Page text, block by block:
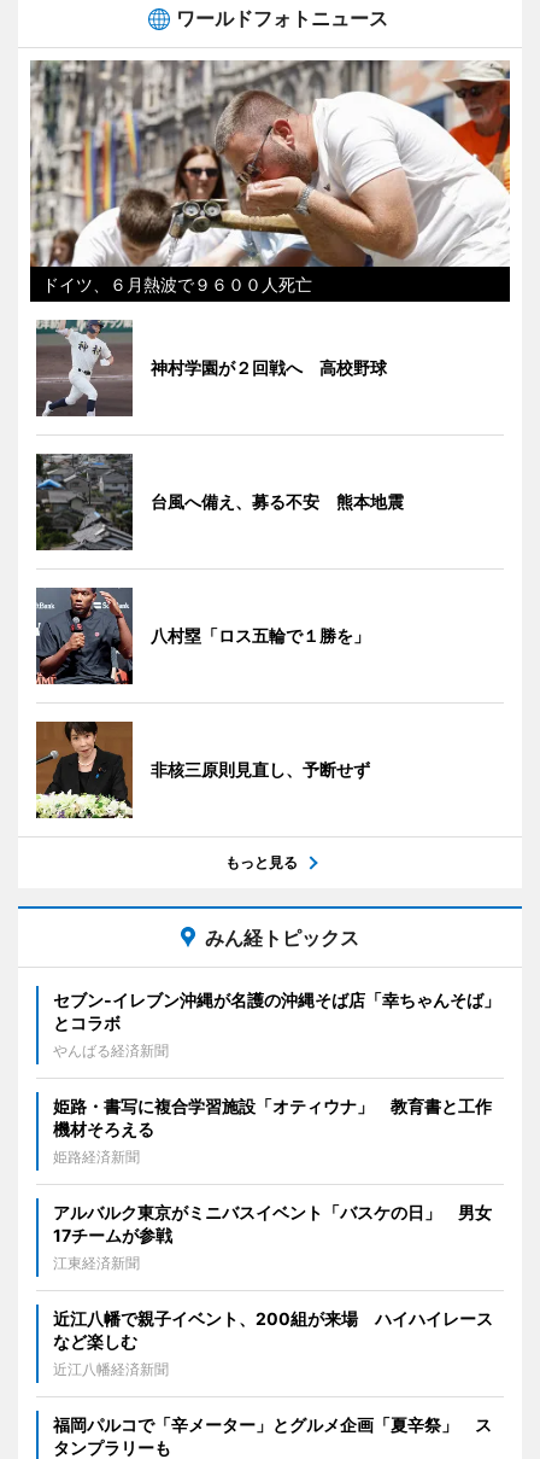
ワールドフォトニュース
ドイツ、６月熱波で９６００人死亡
神村学園が２回戦へ 高校野球
台風へ備え、募る不安 熊本地震
八村塁「ロス五輪で１勝を」
非核三原則見直し、予断せず
もっと見る
みん経トピックス
セブン‐イレブン沖縄が名護の沖縄そば店「幸ちゃんそば」
とコラボ
やんばる経済新聞
姫路・書写に複合学習施設「オティウナ」 教育書と工作
機材そろえる
姫路経済新聞
アルバルク東京がミニバスイベント「バスケの日」 男女
17チームが参戦
江東経済新聞
近江八幡で親子イベント、200組が来場 ハイハイレース
など楽しむ
近江八幡経済新聞
福岡パルコで「辛メーター」とグルメ企画「夏辛祭」 ス
タンプラリーも